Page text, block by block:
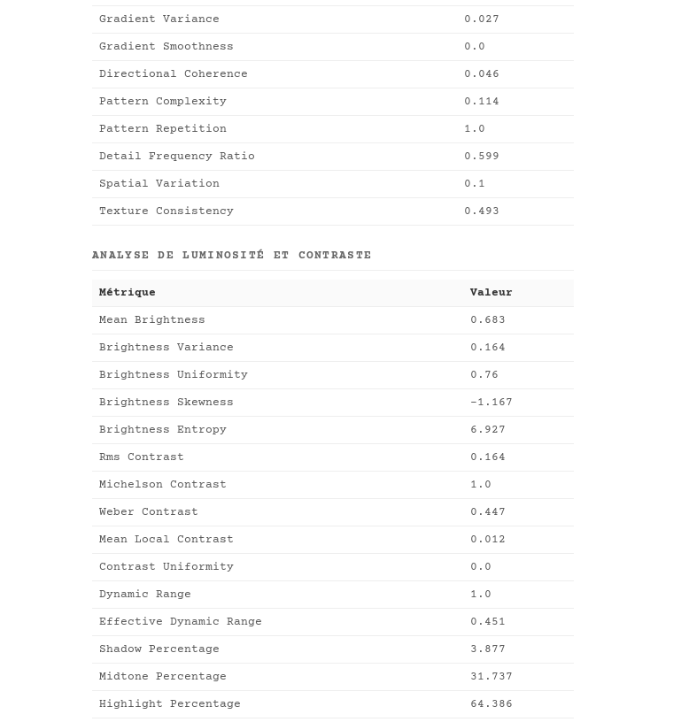
Gradient Variance 0.027
Gradient Smoothness 0.0
Directional Coherence 0.046
Pattern Complexity 0.114
Pattern Repetition 1.0
Detail Frequency Ratio 0.599
Spatial Variation 0.1
Texture Consistency 0.493
ANALYSE DE LUMINOSITÉ ET CONTRASTE
Métrique Valeur
Mean Brightness 0.683
Brightness Variance 0.164
Brightness Uniformity 0.76
Brightness Skewness -1.167
Brightness Entropy 6.927
Rms Contrast 0.164
Michelson Contrast 1.0
Weber Contrast 0.447
Mean Local Contrast 0.012
Contrast Uniformity 0.0
Dynamic Range 1.0
Effective Dynamic Range 0.451
Shadow Percentage 3.877
Midtone Percentage 31.737
Highlight Percentage 64.386